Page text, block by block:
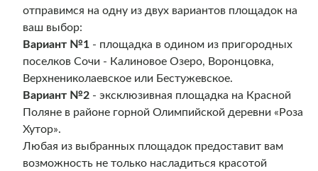
отправимся на одну из двух вариантов площадок на
ваш выбор:
Вариант №1- площадка в одином из пригородных
поселков Сочи - Калиновое Озеро, Воронцовка,
Верхнениколаевское или Бестужевское.
Вариант №2- эксклюзивная площадка на Красной
Поляне в районе горной Олимпийской деревни «Роза
Хутор».
Любая из выбранных площадок предоставит вам
возможность не только насладиться красотой